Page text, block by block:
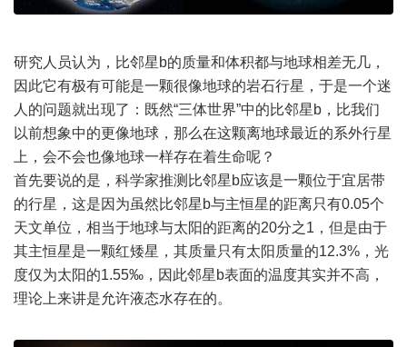
研究人员认为，比邻星b的质量和体积都与地球相差无几，
因此它有极有可能是一颗很像地球的岩石行星，于是一个迷
人的问题就出现了：既然“三体世界”中的比邻星b，比我们
以前想象中的更像地球，那么在这颗离地球最近的系外行星
上，会不会也像地球一样存在着生命呢？
首先要说的是，科学家推测比邻星b应该是一颗位于宜居带
的行星，这是因为虽然比邻星b与主恒星的距离只有0.05个
天文单位，相当于地球与太阳的距离的20分之1，但是由于
其主恒星是一颗红矮星，其质量只有太阳质量的12.3%，光
度仅为太阳的1.55‰，因此邻星b表面的温度其实并不高，
理论上来讲是允许液态水存在的。